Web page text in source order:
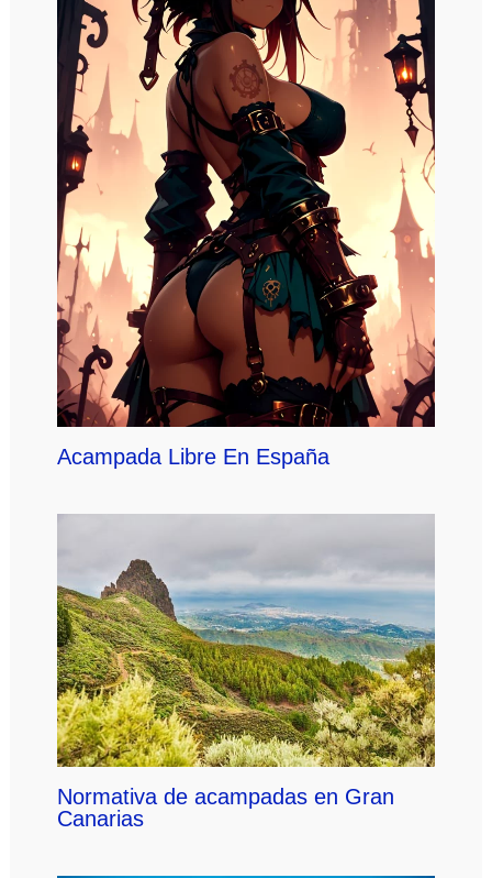
Acampada Libre En España
Normativa de acampadas en Gran
Canarias